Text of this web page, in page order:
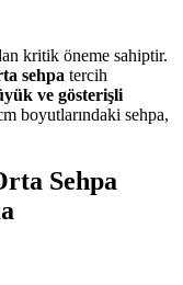
kritik öneme sahiptir.
sehpa tercih
ve gösterişli
boyutlarındaki sehpa,
Sehpa